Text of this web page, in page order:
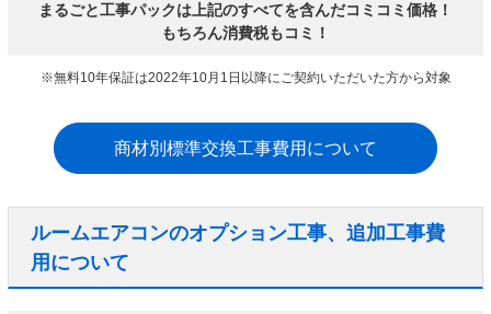
まるごと工事パックは上記のすべてを含んだコミコミ価格！
もちろん消費税もコミ！
※無料10年保証は2022年10月1日以降にご契約いただいた方から対象
商材別標準交換工事費用について
ルームエアコンのオプション工事、追加工事費
用について